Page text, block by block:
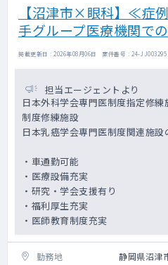
【沼津市×眼科】≪症
手グループ医療機関で
掲載更新日 : 2026年08月06日 案件番号 : 24-JJ003295
担当エージェントより
日本外科学会専門医制度指定修
制度修練施設
日本乳癌学会専門医制度関連施設
・車通勤可能
・医療設備充実
・研究・学会支援有り
・福利厚生充実
・医師教育制度充実
勤務地 静岡県沼津